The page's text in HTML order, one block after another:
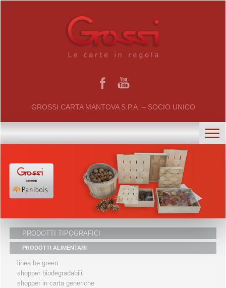
GROSSI CARTA MANTOVA S.P.A. – SOCIO UNICO
home
i partners
servizio clienti
fiere
PRODOTTI TIPOGRAFICI
PRODOTTI ALIMENTARI
linea be green
shopper biodegradabili
shopper in carta generiche